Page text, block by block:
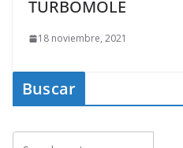
TURBOMOLE
18 noviembre, 2021
Buscar